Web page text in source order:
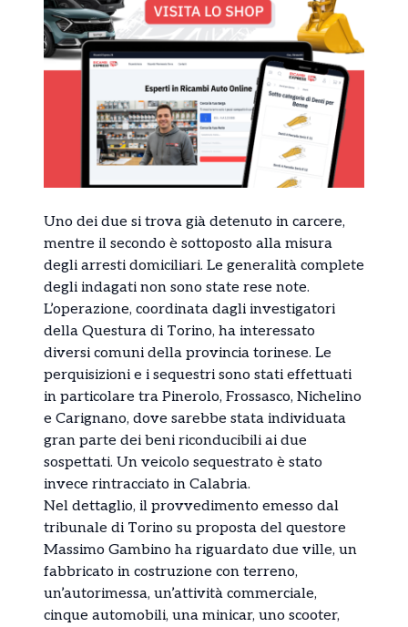
Uno dei due si trova già detenuto in carcere,
mentre il secondo è sottoposto alla misura
degli arresti domiciliari. Le generalità complete
degli indagati non sono state rese note.
L’operazione, coordinata dagli investigatori
della Questura di Torino, ha interessato
diversi comuni della provincia torinese. Le
perquisizioni e i sequestri sono stati effettuati
in particolare tra Pinerolo, Frossasco, Nichelino
e Carignano, dove sarebbe stata individuata
gran parte dei beni riconducibili ai due
sospettati. Un veicolo sequestrato è stato
invece rintracciato in Calabria.
Nel dettaglio, il provvedimento emesso dal
tribunale di Torino su proposta del questore
Massimo Gambino ha riguardato due ville, un
fabbricato in costruzione con terreno,
un’autorimessa, un’attività commerciale,
cinque automobili, una minicar, uno scooter,